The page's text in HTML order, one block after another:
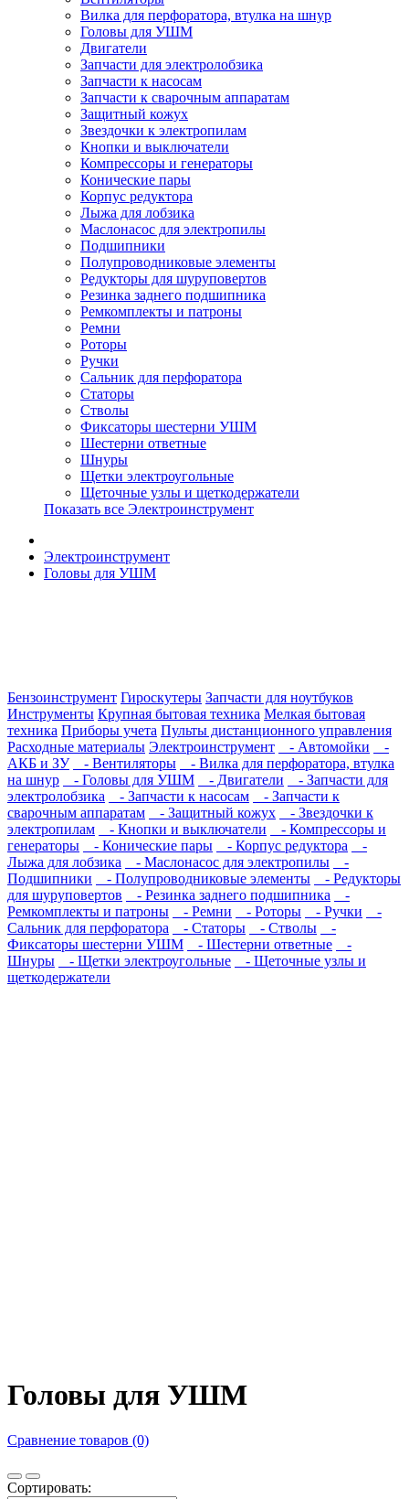
Вилка для перфоратора, втулка на шнур
Головы для УШМ
Двигатели
Запчасти для электролобзика
Запчасти к насосам
Запчасти к сварочным аппаратам
Защитный кожух
Звездочки к электропилам
Кнопки и выключатели
Компрессоры и генераторы
Конические пары
Корпус редуктора
Лыжа для лобзика
Маслонасос для электропилы
Подшипники
Полупроводниковые элементы
Редукторы для шуруповертов
Резинка заднего подшипника
Ремкомплекты и патроны
Ремни
Роторы
Ручки
Сальник для перфоратора
Статоры
Стволы
Фиксаторы шестерни УШМ
Шестерни ответные
Шнуры
Щетки электроугольные
Щеточные узлы и щеткодержатели
Показать все Электроинструмент
Электроинструмент
Головы для УШМ
Бензоинструмент Гироскутеры Запчасти для ноутбуков
Инструменты Крупная бытовая техника Мелкая бытовая
техника Приборы учета Пульты дистанционного управления
Расходные материалы Электроинструмент - Автомойки
-
АКБ и ЗУ
- Вентиляторы
- Вилка для перфоратора, втулка
на шнур
- Головы для УШМ - Двигатели
- Запчасти для
электролобзика
- Запчасти к насосам
- Запчасти к
сварочным аппаратам
- Защитный кожух
- Звездочки к
электропилам
- Кнопки и выключатели
- Компрессоры и
генераторы
- Конические пары - Корпус редуктора
-
Лыжа для лобзика
- Маслонасос для электропилы
-
Подшипники
- Полупроводниковые элементы
- Редукторы
для шуруповертов
- Резинка заднего подшипника
-
Ремкомплекты и патроны
- Ремни - Роторы - Ручки
-
Сальник для перфоратора
- Статоры - Стволы
-
Фиксаторы шестерни УШМ
- Шестерни ответные
-
Шнуры
- Щетки электроугольные
- Щеточные узлы и
щеткодержатели
Головы для УШМ
Сравнение товаров (0)
Сортировать: